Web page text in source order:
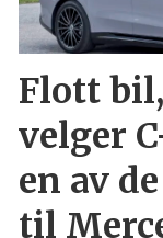
Flott
velger
en av
til